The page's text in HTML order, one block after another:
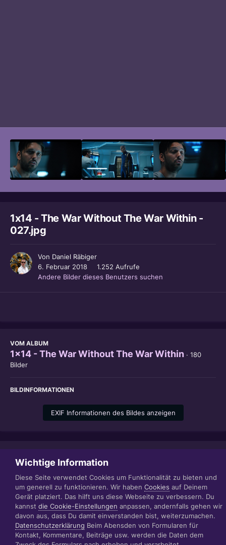
1x14 - The War Without The War Within -
027.jpg
Von Daniel Räbiger
6. Februar 2018
1.252 Aufrufe
Andere Bilder dieses Benutzers suchen
VOM ALBUM
1x14 - The War Without The War Within · 180
Bilder
BILDINFORMATIONEN
EXIF Informationen des Bildes anzeigen
Teilen
Datenschutzerklärung Impressum
© 1999 - 2022 RÄBIGER IT|WEB|VIDEO|CONSULTING
www.raebiger.pro
Powered by Invision Community
Wichtige Information
Diese Seite verwendet Cookies um Funktionalität zu bieten und
um generell zu funktionieren. Wir haben Cookies auf Deinem
Gerät platziert. Das hilft uns diese Webseite zu verbessern. Du
kannst die Cookie-Einstellungen anpassen, andernfalls gehen wir
davon aus, dass Du damit einverstanden bist, weiterzumachen.
Datenschutzerklärung Beim Abensden von Formularen für
Kontakt, Kommentare, Beiträge usw. werden die Daten dem